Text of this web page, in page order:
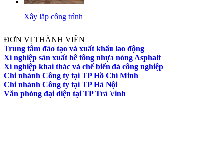
Xây lắp công trình
ĐƠN VỊ THÀNH VIÊN
Trung tâm đào tạo và xuất khẩu lao động
Xí nghiệp sản xuất bê tông nhựa nóng Asphalt
Xí nghiệp khai thác và chế biến đá công nghiệp
Chi nhánh Công ty tại TP Hồ Chí Minh
Chi nhánh Công ty tại TP Hà Nội
Văn phòng đại diện tại TP Trà Vinh